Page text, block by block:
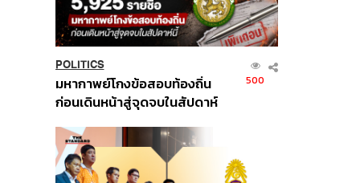
POLITICS
มหากาพย์โกงข้อสอบท้องถิ่น
ก่อนเดินหน้าสู่จุดจบในสัปดาห์
500